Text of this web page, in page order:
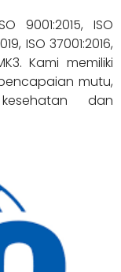
9001:2015, ISO
ISO 37001:2016,
Kami memiliki
mutu,
dan